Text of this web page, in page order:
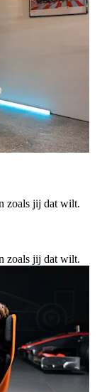
zoals jij dat wilt.
zoals jij dat wilt.